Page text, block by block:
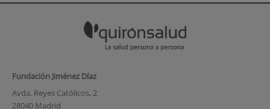
Fundación Jiménez Díaz
Avda. Reyes Católicos, 2
28040 Madrid